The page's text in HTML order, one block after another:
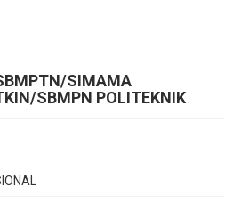
SIMAMA
SBMPN POLITEKNIK